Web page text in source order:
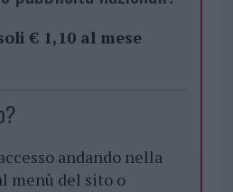
€ 1,10 al mese
andando nella
menù del sito o